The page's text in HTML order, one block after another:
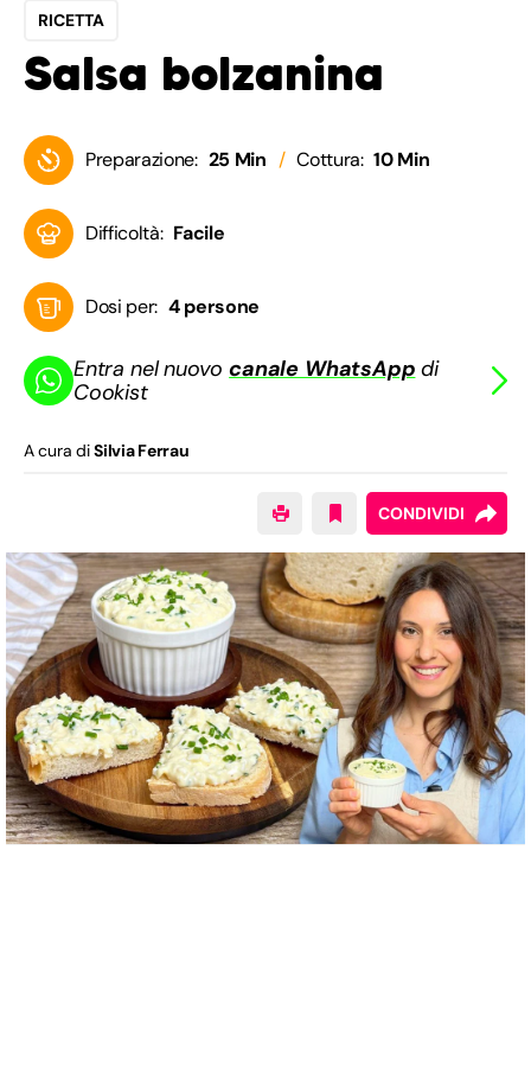
RICETTA
Salsa bolzanina
Preparazione: 25 Min Cottura: 10 Min
Difficoltà: Facile
Dosi per: 4 persone
Entra nel nuovocanale WhatsApp di
Cookist
A cura diSilvia Ferrau
CONDIVIDI